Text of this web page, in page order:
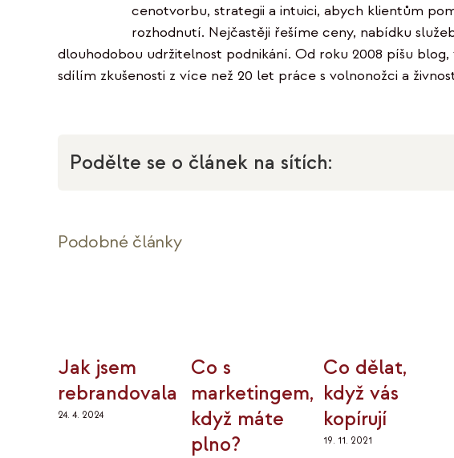
cenotvorbu, strategii a intuici, abych klientům
rozhodnutí. Nejčastěji řešíme ceny, nabídku
dlouhodobou udržitelnost podnikání. Od roku 2008 píšu
sdílím zkušenosti z více než 20 let práce s volnonožci a
Podělte se o článek na sítích:
Podobné články
Jak jsem
rebrandovala
24. 4. 2024
Co s
marketingem,
když máte
plno?
Co dělat,
když vás
kopírují
19. 11. 2021